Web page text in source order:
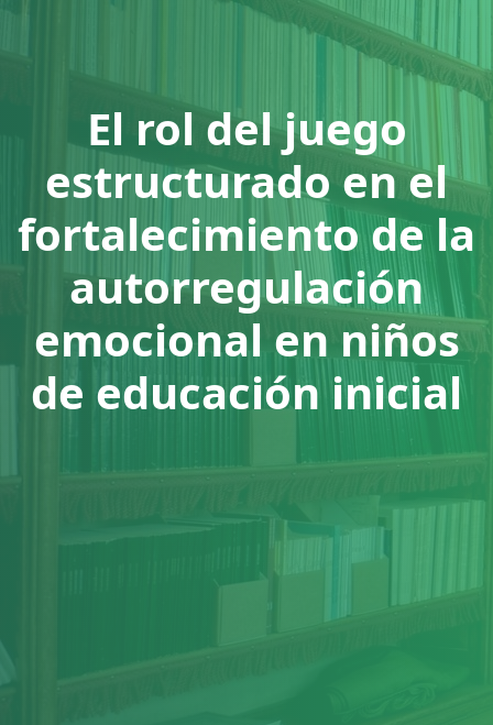
El rol del juego
estructurado en el
fortalecimiento de la
autorregulación
emocional en niños
de educación inicial